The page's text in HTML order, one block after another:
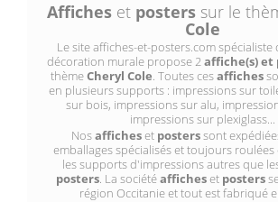
Afficheset posterssur le
Cole
Le site affiches-et-posters.com spécialiste
décoration murale propose 2affiche(s) et
thèmeCheryl Cole. Toutes cesaffiches
en plusieurs supports : impressions sur
sur bois, impressions sur alu,
impressions sur plexiglass...
Nosafficheset posterssont
emballages spécialisés et toujours
les supports d'impressions autres que
posters. La sociétéafficheset posters
région Occitanie et tout est fabriqué